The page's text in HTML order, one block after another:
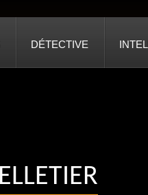
DÉTECTIVE